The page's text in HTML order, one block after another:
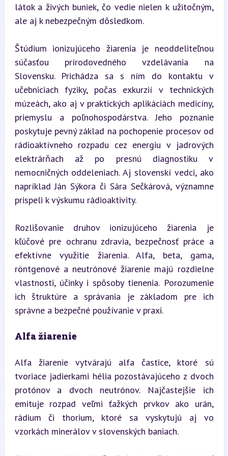
látok a živých buniek, čo vedie nielen k užitočným,
ale aj k nebezpečným dôsledkom.
Štúdium ionizujúceho žiarenia je neoddeliteľnou
súčasťou prírodovedného vzdelávania na
Slovensku. Prichádza sa s ním do kontaktu v
učebniciach fyziky, počas exkurzií v technických
múzeách, ako aj v praktických aplikáciách medicíny,
priemyslu a poľnohospodárstva. Jeho poznanie
poskytuje pevný základ na pochopenie procesov od
rádioaktívneho rozpadu cez energiu v jadrových
elektrárňach až po presnú diagnostiku v
nemocničných oddeleniach. Aj slovenskí vedci, ako
napríklad Ján Sýkora či Sára Sečkárová, významne
prispeli k výskumu rádioaktivity.
Rozlišovanie druhov ionizujúceho žiarenia je
kľúčové pre ochranu zdravia, bezpečnosť práce a
efektívne využitie žiarenia. Alfa, beta, gama,
röntgenové a neutrónové žiarenie majú rozdielne
vlastnosti, účinky i spôsoby tienenia. Porozumenie
ich štruktúre a správania je základom pre ich
správne a bezpečné používanie v praxi.
Alfa žiarenie
Alfa žiarenie vytvárajú alfa častice, ktoré sú
tvoriace jadierkami hélia pozostávajúceho z dvoch
protónov a dvoch neutrónov. Najčastejšie ich
emituje rozpad veľmi ťažkých prvkov ako urán,
rádium či thorium, ktoré sa vyskytujú aj vo
vzorkách minerálov v slovenských baniach.